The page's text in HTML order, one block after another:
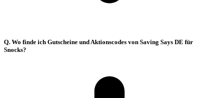
Q. Wo finde ich Gutscheine und Aktionscodes von Saving Says DE für
Snocks?